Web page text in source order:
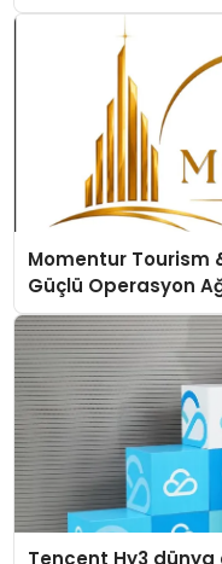
Momentur Tourism
Güçlü Operasyon
Tencent Hy3